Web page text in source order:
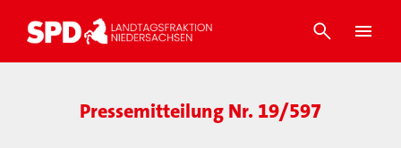
Pressemitteilung Nr. 19/597